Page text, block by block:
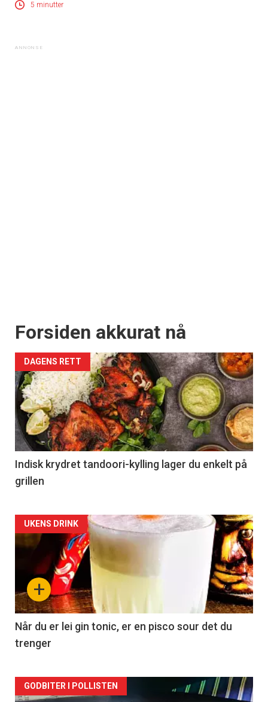
5 minutter
Forsiden akkurat nå
DAGENS RETT
Indisk krydret tandoori-kylling lager du enkelt på
grillen
Forsiden
akkurat
nå
-
2
+
UKENS DRINK
Når du er lei gin tonic, er en pisco sour det du
trenger
Forsiden
GODBITER I POLLISTEN